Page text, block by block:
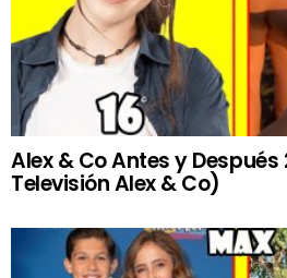
Alex & Co Antes y Después
Televisión Alex & Co)